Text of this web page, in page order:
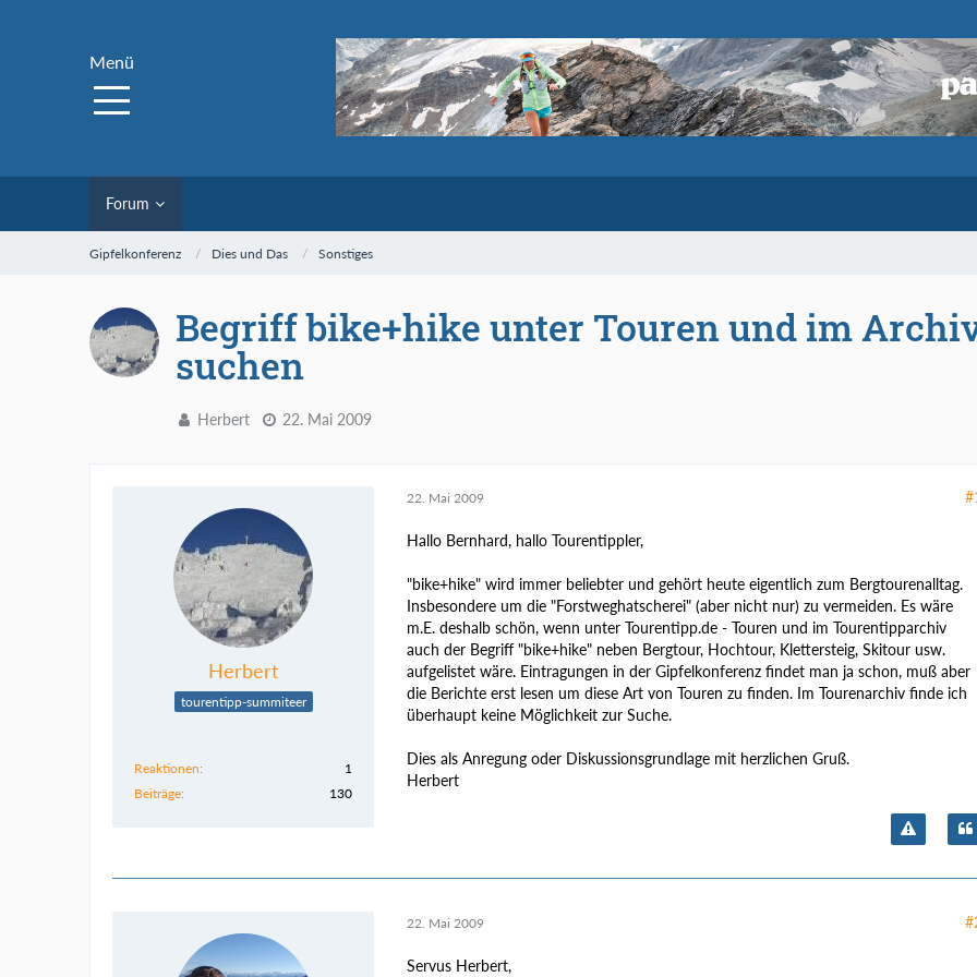
Menü
Forum
Gipfelkonferenz Dies und Das Sonstiges
Begriff bike+hike unter Touren und im
suchen
Herbert 22. Mai 2009
Herbert
tourentipp-summiteer
Reaktionen
1
Beiträge
130
22. Mai 2009
Hallo Bernhard, hallo Tourentippler,
"bike+hike" wird immer beliebter und gehört heute eigentlich zum Bergtourenalltag.
Insbesondere um die "Forstweghatscherei" (aber nicht nur) zu vermeiden. Es wäre
m.E. deshalb schön, wenn unter Tourentipp.de - Touren und im Tourentipparchiv
auch der Begriff "bike+hike" neben Bergtour, Hochtour, Klettersteig, Skitour usw.
aufgelistet wäre. Eintragungen in der Gipfelkonferenz findet man ja schon, muß aber
die Berichte erst lesen um diese Art von Touren zu finden. Im Tourenarchiv finde ich
überhaupt keine Möglichkeit zur Suche.
Dies als Anregung oder Diskussionsgrundlage mit herzlichen Gruß.
Herbert
22. Mai 2009
Servus Herbert,